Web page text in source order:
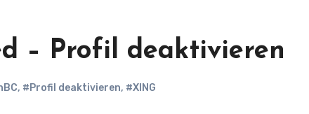
– Profil deaktivieren
, #Profil deaktivieren, #XING